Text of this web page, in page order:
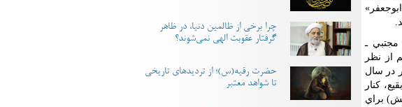
ـ
از نظر
در سال
كنار
بر روح پاكش) براي
چرا برخی از ظالمین دنیا، در ظاهر
گرفتار عقوبت الهی نمی‌شوند؟
حضرت رقیه(س)؛ از تردیدهای تاریخی
تا شواهد معتبر